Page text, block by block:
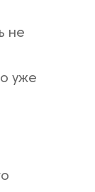
не
уже